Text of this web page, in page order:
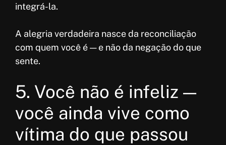
integrá-la.
A alegria verdadeira nasce da reconciliação
com quem você é — e não da negação do que
sente.
5. Você não é infeliz —
você ainda vive como
vítima do que passou